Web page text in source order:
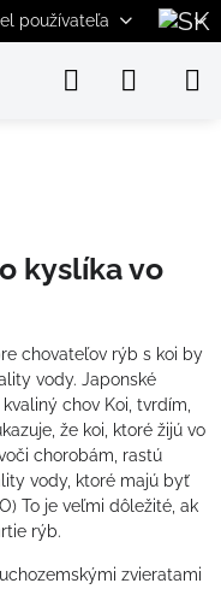
používateľa
kyslíka vo
chovateľov rýb s koi by
vody. Japonské
chov Koi, tvrdím,
že koi, ktoré žijú vo
chorobám, rastú
vody, ktoré majú byť
To je veľmi dôležité, ak
rýb.
zvieratami